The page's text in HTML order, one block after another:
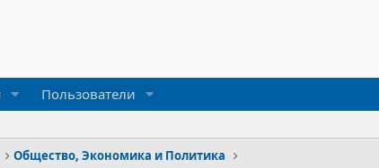
Пользователи
Общество, Экономика и Политика